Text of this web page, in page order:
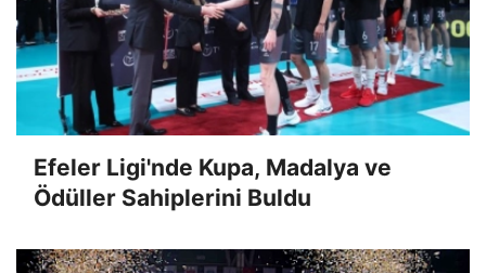
Efeler Ligi'nde Kupa, Madalya ve
Ödüller Sahiplerini Buldu